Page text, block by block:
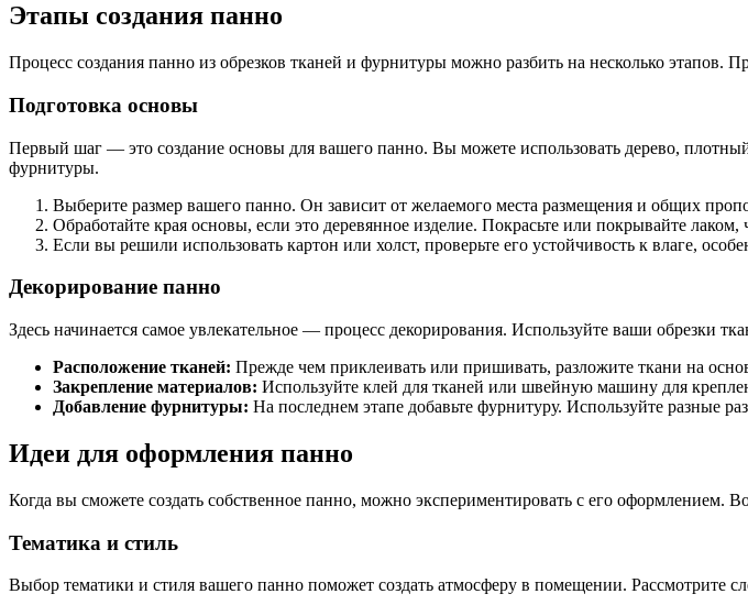
Этапы создания панно
Процесс создания панно из обрезков тканей и фурнитуры можно разбить на несколько этапов.
Подготовка основы
Первый шаг — это создание основы для вашего панно. Вы можете использовать дерево,
фурнитуры.
Выберите размер вашего панно. Он зависит от желаемого места размещения и общих
Обработайте края основы, если это деревянное изделие. Покрасьте или покрывайте
Если вы решили использовать картон или холст, проверьте его устойчивость к влаге,
Декорирование панно
Здесь начинается самое увлекательное — процесс декорирования. Используйте ваши обрезки
Расположение тканей: Прежде чем приклеивать или пришивать, разложите ткани на
Закрепление материалов: Используйте клей для тканей или швейную машину для
Добавление фурнитуры: На последнем этапе добавьте фурнитуру. Используйте разные
Идеи для оформления панно
Когда вы сможете создать собственное панно, можно экспериментировать с его оформлением.
Тематика и стиль
Выбор тематики и стиля вашего панно поможет создать атмосферу в помещении. Рассмотрите